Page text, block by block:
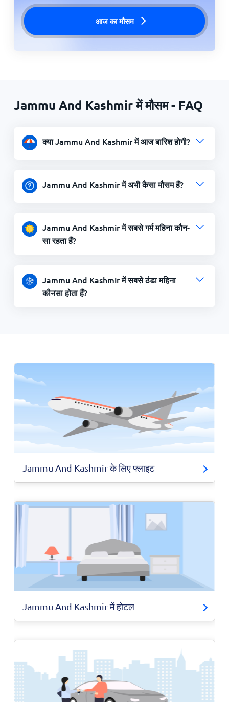
आज का मौसम
Jammu And Kashmir में मौसम - FAQ
क्या Jammu And Kashmir में आज बारिश होगी?
Jammu And Kashmir में अभी कैसा मौसम हैं?
Jammu And Kashmir में सबसे गर्म महिना कौन-
सा रहता हैं?
Jammu And Kashmir में सबसे ठंडा महिना
कौनसा होता हैं?
Jammu And Kashmir के लिए फ्लाइट
Jammu And Kashmir में होटल